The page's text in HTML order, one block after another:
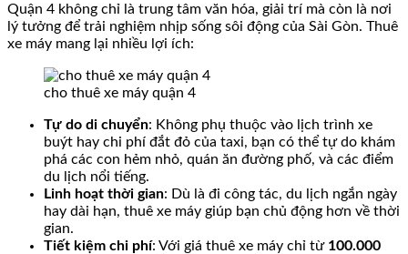
Quận 4 không chỉ là trung tâm văn hóa, giải trí mà còn là nơi
lý tưởng để trải nghiệm nhịp sống sôi động của Sài Gòn. Thuê
xe máy mang lại nhiều lợi ích:
cho thuê xe máy quận 4
Tự do di chuyển: Không phụ thuộc vào lịch trình xe
buýt hay chi phí đắt đỏ của taxi, bạn có thể tự do khám
phá các con hẻm nhỏ, quán ăn đường phố, và các điểm
du lịch nổi tiếng.
Linh hoạt thời gian: Dù là đi công tác, du lịch ngắn ngày
hay dài hạn, thuê xe máy giúp bạn chủ động hơn về thời
gian.
Tiết kiệm chi phí: Với giá thuê xe máy chỉ từ 100.000